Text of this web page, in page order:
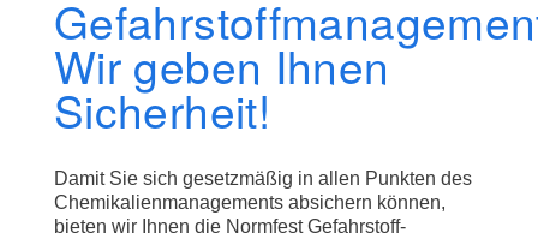
Wir geben Ihnen
Sicherheit!
Damit Sie sich gesetzmäßig in allen Punkten des
Chemikalienmanagements absichern können,
bieten wir Ihnen die Normfest Gefahrstoff-